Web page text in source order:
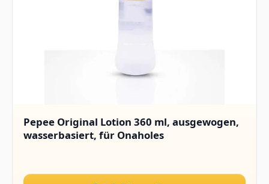
Pepee Original Lotion 360 ml, ausgewogen,
wasserbasiert, für Onaholes